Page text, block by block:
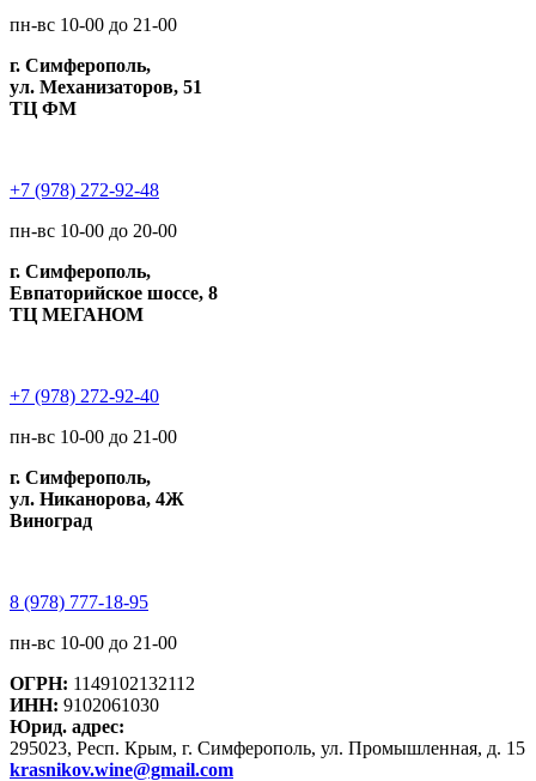
пн-вс 10-00 до 21-00
г. Симферополь,
ул. Механизаторов, 51
ТЦ ФМ
+7 (978) 272-92-48
пн-вс 10-00 до 20-00
г. Симферополь,
Евпаторийское шоссе, 8
ТЦ МЕГАНОМ
+7 (978) 272-92-40
пн-вс 10-00 до 21-00
г. Симферополь,
ул. Никанорова, 4Ж
Виноград
8 (978) 777-18-95
пн-вс 10-00 до 21-00
ОГРН: 1149102132112
ИНН: 9102061030
Юрид. адрес:
295023, Респ. Крым, г. Симферополь, ул. Промышленная, д. 15
krasnikov.wine@gmail.com